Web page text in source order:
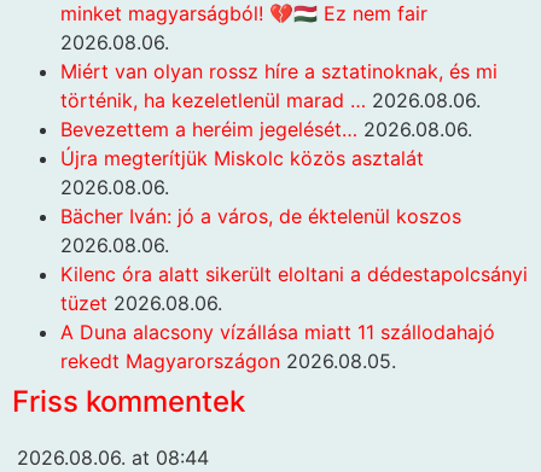
minket magyarságból! 💔🇭🇺 Ez nem fair
2026.08.06.
Miért van olyan rossz híre a sztatinoknak, és mi
történik, ha kezeletlenül marad … 2026.08.06.
Bevezettem a heréim jegelését… 2026.08.06.
Újra megterítjük Miskolc közös asztalát
2026.08.06.
Bächer Iván: jó a város, de éktelenül koszos
2026.08.06.
Kilenc óra alatt sikerült eloltani a dédestapolcsányi
tüzet 2026.08.06.
A Duna alacsony vízállása miatt 11 szállodahajó
rekedt Magyarországon 2026.08.05.
Friss kommentek
2026.08.06. at 08:44